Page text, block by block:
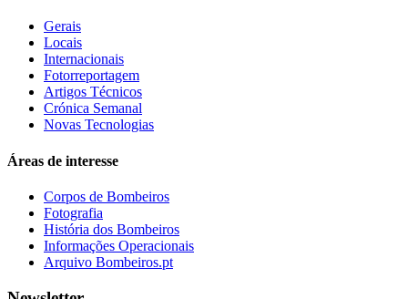
Gerais
Locais
Internacionais
Fotorreportagem
Artigos Técnicos
Crónica Semanal
Novas Tecnologias
Áreas de interesse
Corpos de Bombeiros
Fotografia
História dos Bombeiros
Informações Operacionais
Arquivo Bombeiros.pt